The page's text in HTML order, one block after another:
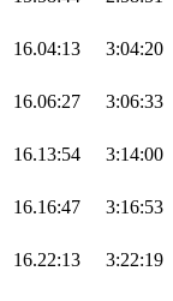
16.04:13 3:04:20
16.06:27 3:06:33
16.13:54 3:14:00
16.16:47 3:16:53
16.22:13 3:22:19